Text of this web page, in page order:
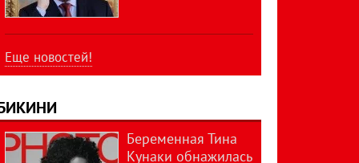
Еще новостей!
Беременная Тина
Кунаки обнажилась